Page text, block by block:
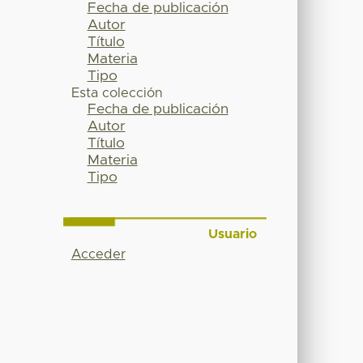
Fecha de publicación
Autor
Título
Materia
Tipo
Esta colección
Fecha de publicación
Autor
Título
Materia
Tipo
Usuario
Acceder